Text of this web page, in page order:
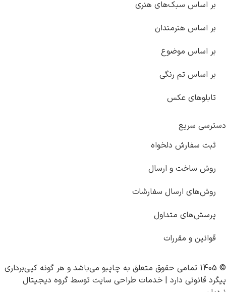
هنری
ارسال
سفارشات
چاپبومی‌باشد و هر گونه کپی‌برداری
|خدمات طراحی سایت توسطگروه دیجیتال